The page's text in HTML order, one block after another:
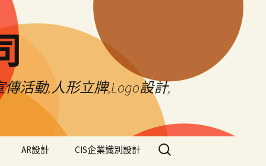
活動,人形立牌,Logo設計,
AR設計 CIS企業識別設計
搜
尋